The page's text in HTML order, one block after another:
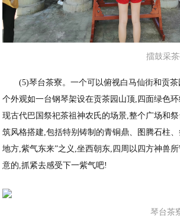
擂鼓采
(5)琴台茶寮。一个可以俯视白马仙街和贡
个外观如一台钢琴架设在贡茶园山顶,四面绿色
现古代巴国祭祀茶祖神农氏的场景,整个广场和
筑风格搭建,包括特别铸制的青铜鼎、图腾石柱
地方,紫气东来”之义,坐西朝东,四周以四方神兽
意的,抓紧去感受下一紫气吧!
琴台茶